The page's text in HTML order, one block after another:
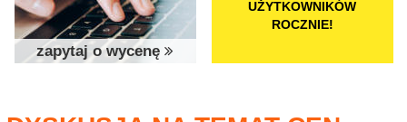
zapytaj o wycenę
UŻYTKOWNIKÓW
ROCZNIE!